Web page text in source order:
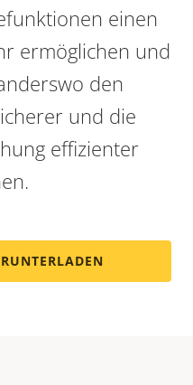
einen
ermöglichen und
den
und die
effizienter